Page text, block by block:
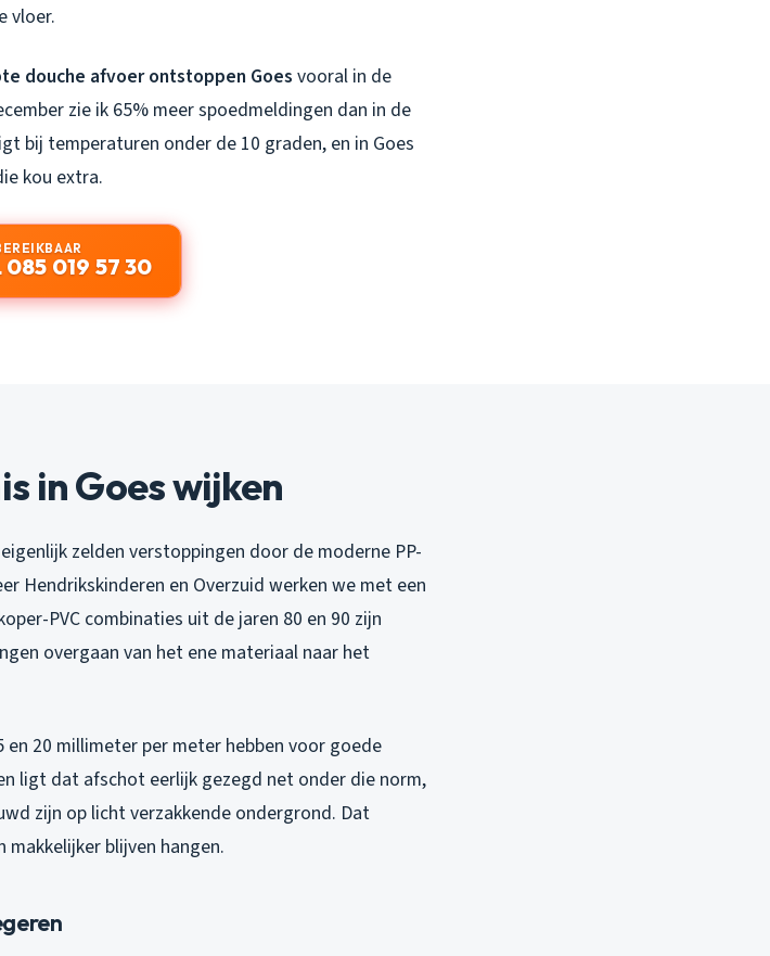
vloer.
douche afvoer ontstoppen Goes vooral in de
zie ik 65% meer spoedmeldingen dan in de
bij temperaturen onder de 10 graden, en in Goes
kou extra.
085 019 57 30
in Goes wijken
zelden verstoppingen door de moderne PP-
Hendrikskinderen en Overzuid werken we met een
PVC combinaties uit de jaren 80 en 90 zijn
overgaan van het ene materiaal naar het
20 millimeter per meter hebben voor goede
ligt dat afschot eerlijk gezegd net onder die norm,
zijn op licht verzakkende ondergrond. Dat
blijven hangen.